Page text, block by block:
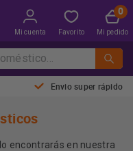
Mi cuenta Favorito Mi pedido
Envio super rápido
encontrarás en nuestra